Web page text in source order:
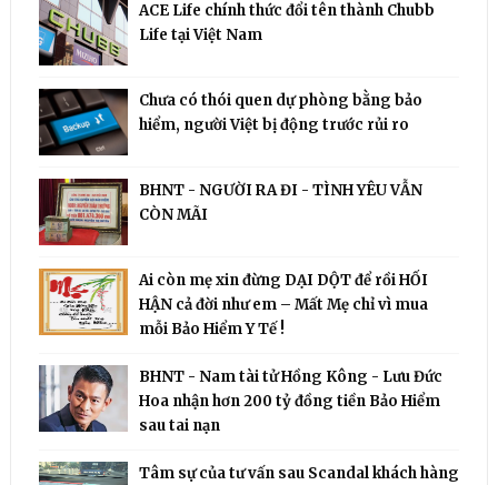
ACE Life chính thức đổi tên thành Chubb
Life tại Việt Nam
Chưa có thói quen dự phòng bằng bảo
hiểm, người Việt bị động trước rủi ro
BHNT - NGƯỜI RA ĐI - TÌNH YÊU VẪN
CÒN MÃI
Ai còn mẹ xin đừng DẠI DỘT để rồi HỐI
HẬN cả đời như em – Mất Mẹ chỉ vì mua
mỗi Bảo Hiểm Y Tế !
BHNT - Nam tài tử Hồng Kông - Lưu Đức
Hoa nhận hơn 200 tỷ đồng tiền Bảo Hiểm
sau tai nạn
Tâm sự của tư vấn sau Scandal khách hàng